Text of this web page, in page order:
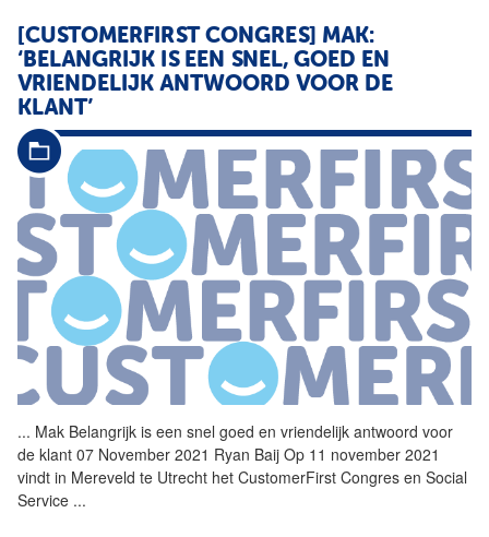
[CUSTOMERFIRST CONGRES] MAK:
‘BELANGRIJK IS EEN SNEL, GOED EN
VRIENDELIJK ANTWOORD VOOR DE
KLANT’
... Mak Belangrijk is een snel goed en vriendelijk antwoord voor
de klant 07 November 2021 Ryan Baij Op 11 november 2021
vindt in Mereveld te Utrecht het CustomerFirst Congres en Social
Service ...